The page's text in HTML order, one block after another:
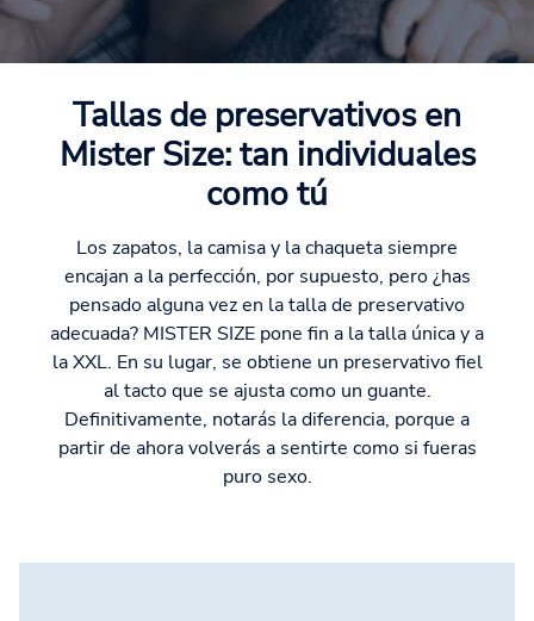
Tallas de preservativos en
Mister Size: tan individuales
como tú
Los zapatos, la camisa y la chaqueta siempre
encajan a la perfección, por supuesto, pero ¿has
pensado alguna vez en la talla de preservativo
adecuada? MISTER SIZE pone fin a la talla única y a
la XXL. En su lugar, se obtiene un preservativo fiel
al tacto que se ajusta como un guante.
Definitivamente, notarás la diferencia, porque a
partir de ahora volverás a sentirte como si fueras
puro sexo.